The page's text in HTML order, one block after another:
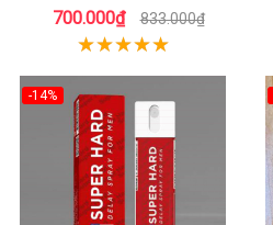
chính hãng
700.000₫ 833.000₫
-14%